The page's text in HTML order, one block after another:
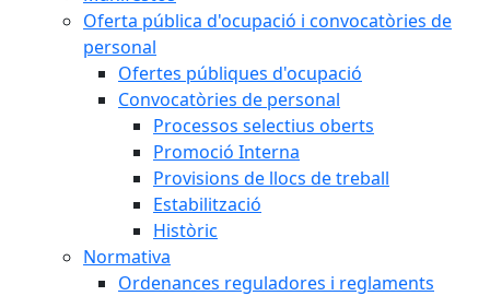
Oferta pública d'ocupació i convocatòries de
personal
Ofertes públiques d'ocupació
Convocatòries de personal
Processos selectius oberts
Promoció Interna
Provisions de llocs de treball
Estabilització
Històric
Normativa
Ordenances reguladores i reglaments